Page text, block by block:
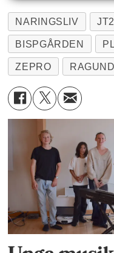
NARINGSLIV
BISPGÅRDEN
ZEPRO